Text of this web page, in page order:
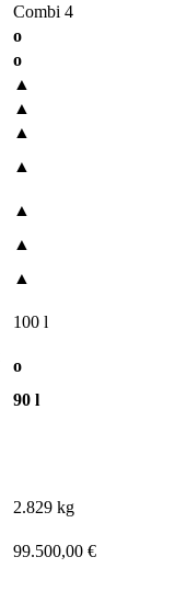
Combi 4
o
o
▲
▲
▲
▲
▲
▲
▲
100 l
o
90 l
2.829 kg
99.500,00 €